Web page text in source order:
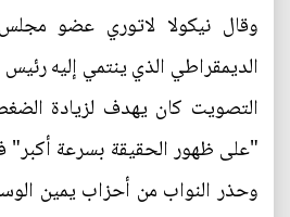
وقال نيكولا لاتوري عضو
الديمقراطي الذي ينتمي إليه رئيس
التصويت كان يهدف لزيادة
"على ظهور الحقيقة بسرعة
وحذر النواب من أحزاب يمين